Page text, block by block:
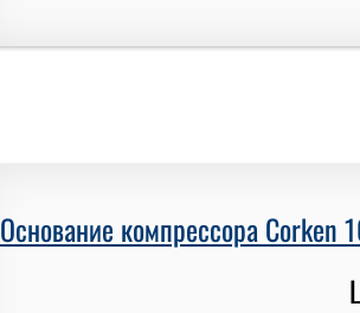
Основание компрессора Corken